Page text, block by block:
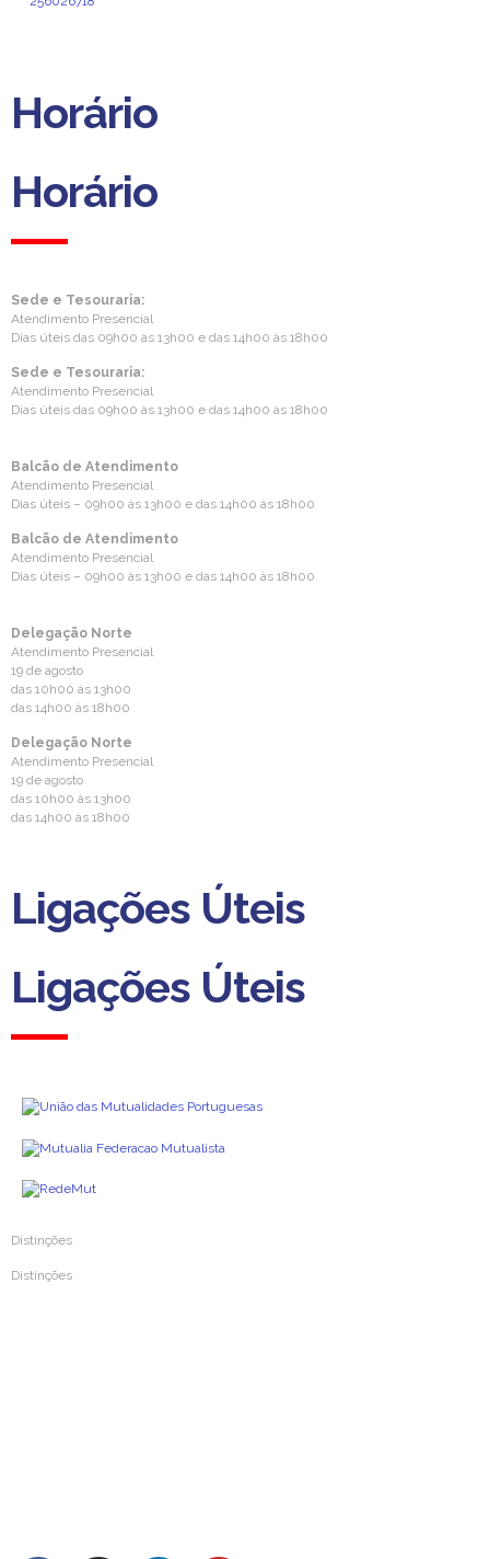
Horário
Horário
Sede e Tesouraria:
Atendimento Presencial
Dias úteis das 09h00 às 13h00 e das 14h00 às 18h00
Sede e Tesouraria:
Atendimento Presencial
Dias úteis das 09h00 às 13h00 e das 14h00 às 18h00
Balcão de Atendimento
Atendimento Presencial
Dias úteis – 09h00 às 13h00 e das 14h00 às 18h00
Balcão de Atendimento
Atendimento Presencial
Dias úteis – 09h00 às 13h00 e das 14h00 às 18h00
Delegação Norte
Atendimento Presencial
19 de agosto
das 10h00 às 13h00
das 14h00 às 18h00
Delegação Norte
Atendimento Presencial
19 de agosto
das 10h00 às 13h00
das 14h00 às 18h00
Ligações Úteis
Ligações Úteis
Distinções
Distinções